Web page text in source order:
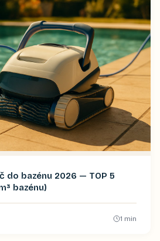
do bazénu 2026 — TOP 5
bazénu)
1 min